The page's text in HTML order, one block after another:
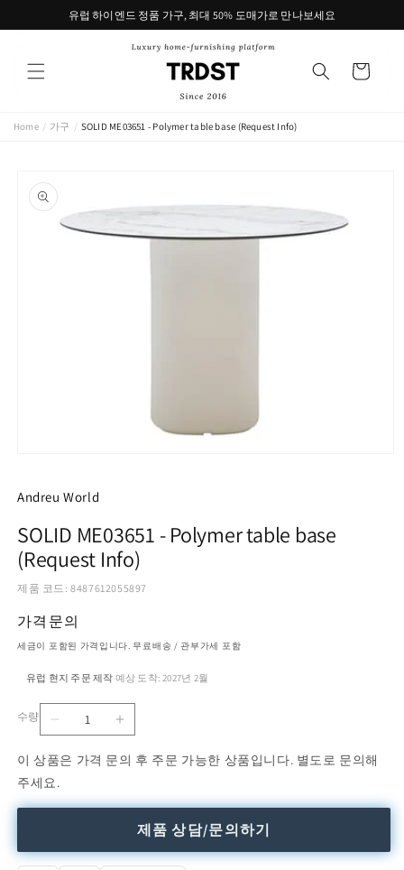
로 건너유럽 하이엔드 정품 가구, 최대 50% 도매가로 만나보세요
트
Home / 가구 / SOLID ME03651 - Polymer table base (Request Info)
보로 건
너뛰기
에
미
디
어
1
열
Andreu World
SOLID ME03651 - Polymer table base
(Request Info)
제품 코드: 8487612055897
가격문의
세금이 포함된 가격입니다. 무료배송 / 관부가세 포함
유럽 현지 주문 제작 예상 도착: 2027년 2월
량
수량
SOLID
-
Polymer
table
Info)
SOLID
-
table
base
(Request
Info)
이 상품은 가격 문의 후 주문 가능한 상품입니다. 별도로 문의해
주세요.
제품 상담/문의하기